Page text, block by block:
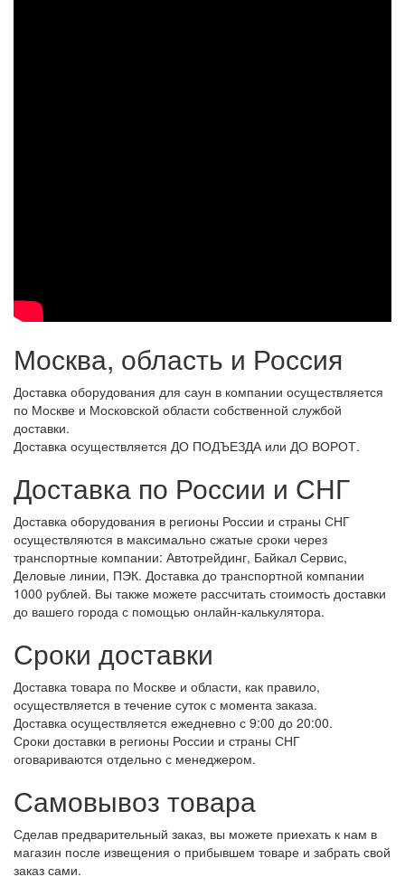
Москва, область и Россия
Доставка оборудования для саун в компании осуществляется
по Москве и Московской области собственной службой
доставки.
Доставка осуществляется ДО ПОДЪЕЗДА или ДО ВОРОТ.
Доставка по России и СНГ
Доставка оборудования в регионы России и страны СНГ
осуществляются в максимально сжатые сроки через
транспортные компании: Автотрейдинг, Байкал Сервис,
Деловые линии, ПЭК. Доставка до транспортной компании
1000 рублей. Вы также можете рассчитать стоимость доставки
до вашего города с помощью онлайн-калькулятора.
Сроки доставки
Доставка товара по Москве и области, как правило,
осуществляется в течение суток с момента заказа.
Доставка осуществляется ежедневно с 9:00 до 20:00.
Сроки доставки в регионы России и страны СНГ
оговариваются отдельно с менеджером.
Самовывоз товара
Сделав предварительный заказ, вы можете приехать к нам в
магазин после извещения о прибывшем товаре и забрать свой
заказ сами.